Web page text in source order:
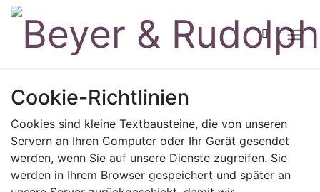
Cookie-Richtlinien
Cookies sind kleine Textbausteine, die von unseren
Servern an Ihren Computer oder Ihr Gerät gesendet
werden, wenn Sie auf unsere Dienste zugreifen. Sie
werden in Ihrem Browser gespeichert und später an